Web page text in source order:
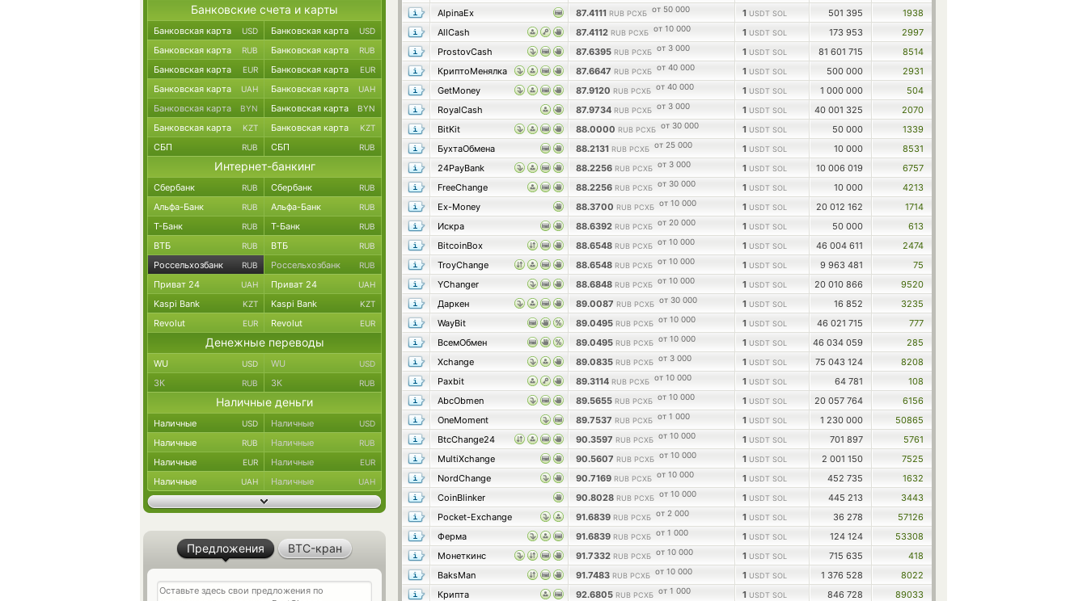
AlpinaEx
87.4111 RUB РСХБ от 50 000 1 USDT SOL 501 395
1938
AllCash
87.4112 RUB РСХБ от 10 000 1 USDT SOL 173 953
2997
ProstovCash
87.6395 RUB РСХБ от 3 000 1 USDT SOL 81 601 715
8514
КриптоМенялка
87.6647 RUB РСХБ от 40 000 1 USDT SOL 500 000
2931
GetMoney
87.9120 RUB РСХБ от 40 000 1 USDT SOL 1 000 000
504
RoyalCash
87.9734 RUB РСХБ от 3 000 1 USDT SOL 40 001 325
2070
BitKit
88.0000 RUB РСХБ от 30 000 1 USDT SOL 50 000
1339
БухтаОбмена
88.2131 RUB РСХБ от 25 000 1 USDT SOL 10 000
8531
24PayBank
88.2256 RUB РСХБ от 3 000 1 USDT SOL 10 006 019
6757
FreeChange
88.2256 RUB РСХБ от 30 000 1 USDT SOL 10 000
4213
Ex-Money
88.3700 RUB РСХБ от 10 000 1 USDT SOL 20 012 162
1714
Искра
88.6392 RUB РСХБ от 20 000 1 USDT SOL 50 000
613
BitcoinBox
88.6548 RUB РСХБ от 10 000 1 USDT SOL 46 004 611
2474
TroyChange
88.6548 RUB РСХБ от 10 000 1 USDT SOL 9 963 481
75
YChanger
88.6848 RUB РСХБ от 10 000 1 USDT SOL 20 010 866
9520
Даркен
89.0087 RUB РСХБ от 30 000 1 USDT SOL 16 852
3235
WayBit
89.0495 RUB РСХБ от 10 000 1 USDT SOL 46 021 715
777
ВсемОбмен
89.0495 RUB РСХБ от 10 000 1 USDT SOL 46 034 059
285
Xchange
89.0835 RUB РСХБ от 3 000 1 USDT SOL 75 043 124
8208
Paxbit
89.3114 RUB РСХБ от 10 000 1 USDT SOL 64 781
108
AbcObmen
89.5655 RUB РСХБ от 10 000 1 USDT SOL 20 057 764
6156
OneMoment
89.7537 RUB РСХБ от 1 000 1 USDT SOL 1 230 000
50865
BtcChange24
90.3597 RUB РСХБ от 10 000 1 USDT SOL 701 897
5761
MultiXchange
90.5607 RUB РСХБ от 10 000 1 USDT SOL 2 001 150
7525
NordChange
90.7169 RUB РСХБ от 10 000 1 USDT SOL 452 735
1632
CoinBlinker
90.8028 RUB РСХБ от 10 000 1 USDT SOL 445 213
3443
Pocket-Exchange
91.6839 RUB РСХБ от 2 000 1 USDT SOL 36 278
57126
Ферма
91.6839 RUB РСХБ от 1 000 1 USDT SOL 124 124
53308
Монеткинс
91.7332 RUB РСХБ от 10 000 1 USDT SOL 715 635
418
BaksMan
91.7483 RUB РСХБ от 10 000 1 USDT SOL 1 376 528
8022
Крипта
92.6805 RUB РСХБ от 1 000 1 USDT SOL 846 728
89033
Банковские счета и карты
Банковская карта USD Банковская карта USD
Банковская карта RUB Банковская карта RUB
Банковская карта EUR Банковская карта EUR
Банковская карта UAH Банковская карта UAH
Банковская карта BYN Банковская карта BYN
Банковская карта KZT Банковская карта KZT
СБП RUB СБП RUB
Интернет-банкинг
Сбербанк RUB Сбербанк RUB
Альфа-Банк RUB Альфа-Банк RUB
Т-Банк RUB Т-Банк RUB
ВТБ RUB ВТБ RUB
Россельхозбанк RUB Россельхозбанк RUB
Приват 24 UAH Приват 24 UAH
Kaspi Bank KZT Kaspi Bank KZT
Revolut EUR Revolut EUR
Денежные переводы
WU USD WU USD
ЗК RUB ЗК RUB
Наличные деньги
Наличные USD Наличные USD
Наличные RUB Наличные RUB
Наличные EUR Наличные EUR
Наличные UAH Наличные UAH
Предложения BTC-кран